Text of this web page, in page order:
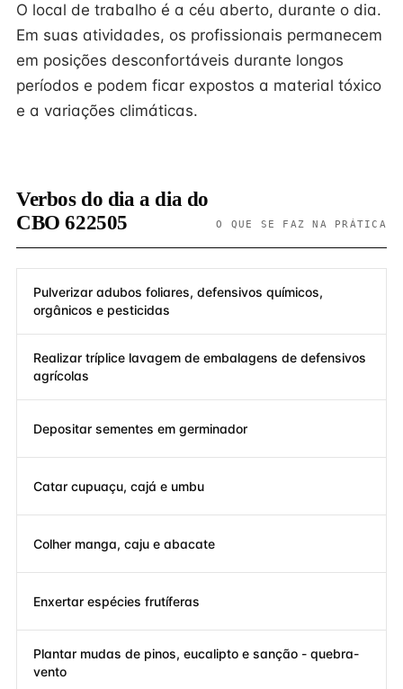
O local de trabalho é a céu aberto, durante o dia.
Em suas atividades, os profissionais permanecem
em posições desconfortáveis durante longos
períodos e podem ficar expostos a material tóxico
e a variações climáticas.
Verbos do dia a dia do
CBO 622505
O QUE SE FAZ NA PRÁTICA
Pulverizar adubos foliares, defensivos químicos,
orgânicos e pesticidas
Realizar tríplice lavagem de embalagens de defensivos
agrícolas
Depositar sementes em germinador
Catar cupuaçu, cajá e umbu
Colher manga, caju e abacate
Enxertar espécies frutíferas
Plantar mudas de pinos, eucalipto e sanção - quebra-
vento